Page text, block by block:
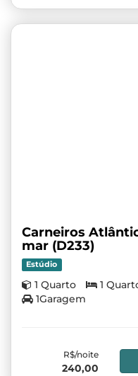
Carneiros
mar (D233)
Estúdio
1 Quarto 1
1Garagem
R$/noite
240,00